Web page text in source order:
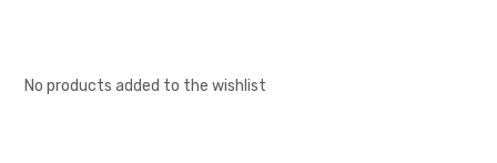
No products added to the wishlist